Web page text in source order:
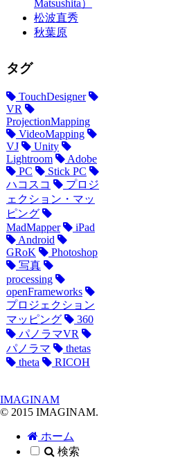
Matsushita）
松波直秀
秋葉原
タグ
TouchDesigner
VR
ProjectionMapping
VideoMapping
VJ
Unity
Lightroom
Adobe
PC
Stick PC
ハコスコ
プロジ
ェクション・マッ
ピング
MadMapper
iPad
Android
GRoK
Photoshop
写真
processing
openFrameworks
プロジェクション
マッピング
360
パノラマVR
パノラマ
thetas
theta
RICOH
IMAGINAM
© 2015 IMAGINAM.
ホーム
検索